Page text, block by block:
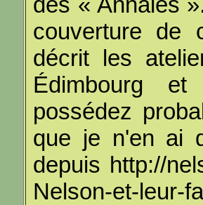
couverture de
décrit les
Édimbourg
possédez
que je n'en ai
depuis http://
Nelson-et-leur-